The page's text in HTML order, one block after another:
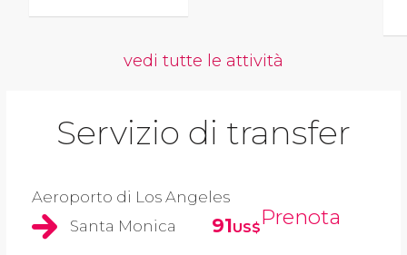
vedi tutte le attività
Servizio di transfer
Aeroporto di Los Angeles
Santa Monica
91US$Prenota